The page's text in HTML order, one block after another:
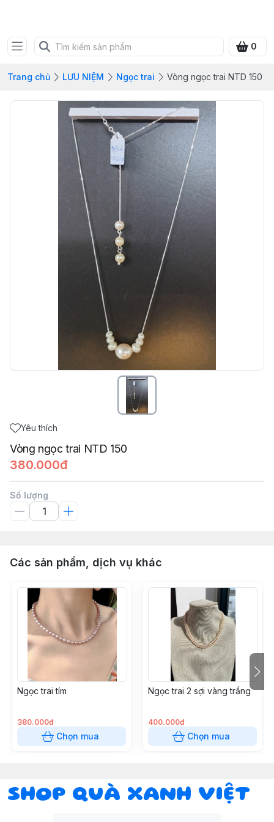
0
Trang chủ LƯU NIỆM Ngọc trai Vòng ngọc trai NTD 150
Yêu thích
Vòng ngọc trai NTD 150
380.000đ
Số lượng
Các sản phẩm, dịch vụ khác
Ngọc trai tím
380.000đ
Chọn mua
Ngọc trai 2 sợi vàng trắng
400.000đ
Chọn mua
SHOP QUÀ XANH VIỆT